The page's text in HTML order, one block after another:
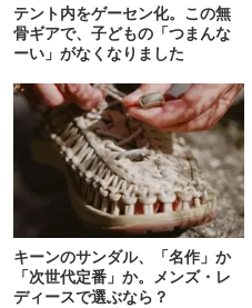
テント内をゲーセン化。この無
骨ギアで、子どもの「つまんな
ーい」がなくなりました
キーンのサンダル、「名作」か
「次世代定番」か。メンズ・レ
ディースで選ぶなら？